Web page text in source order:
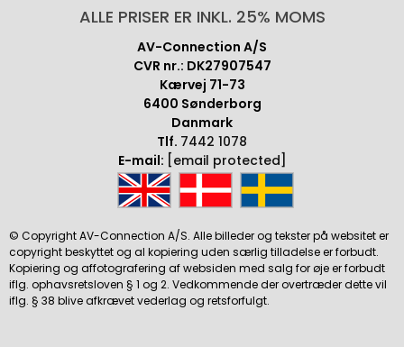
ALLE PRISER ER INKL. 25% MOMS
AV-Connection A/S
CVR nr.: DK27907547
Kærvej 71-73
6400 Sønderborg
Danmark
Tlf. 7442 1078
E-mail: [email protected]
© Copyright AV-Connection A/S. Alle billeder og tekster på websitet er
copyright beskyttet og al kopiering uden særlig tilladelse er forbudt.
Kopiering og affotografering af websiden med salg for øje er forbudt
iflg. ophavsretsloven § 1 og 2. Vedkommende der overtræder dette vil
iflg. § 38 blive afkrævet vederlag og retsforfulgt.